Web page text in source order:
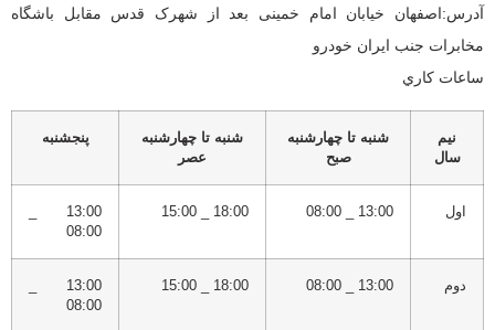
آدرس: اصفهان خیابان امام خمینی بعد از شهرک قدس مقابل باشگاه
مخابرات جنب ایران خودرو
ساعات كاري
نيم
سال
شنبه تا چهارشنبه
صبح
شنبه تا چهارشنبه
عصر
پنجشنبه
اول 13:00 _ 08:00
18:00 _ 15:00
13:00 _
08:00
دوم 13:00 _ 08:00
18:00 _ 15:00
13:00 _
08:00